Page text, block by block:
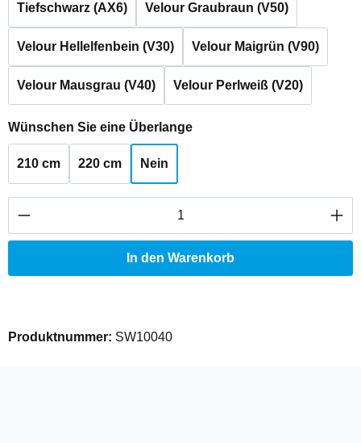
Tiefschwarz (AX6) Velour Graubraun (V50)
Velour Hellelfenbein (V30) Velour Maigrün (V90)
Velour Mausgrau (V40) Velour Perlweiß (V20)
Wünschen Sie eine Überlangeauswählen
210 cm 220 cm Nein
Produkt Anzahl: Gib den gewünschten
In den Warenkorb
Produktnummer: SW10040